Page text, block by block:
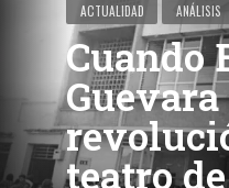
ACTUALIDAD ANÁLISIS
Cuando
teatro